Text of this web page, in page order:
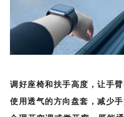
调好座椅和扶手高度，让手臂
使用透气的方向盘套，减少手